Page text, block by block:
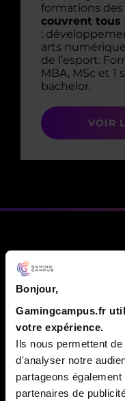
Bonjour,
Gamingcampus.fr
votre expérience.
Ils nous permettent
d'analyser notre
partageons
partenaires de
formations des
couvrent tous
:
arts
de l’esport.
MBA, MSc et
bachelor.
VOIR
PLAION